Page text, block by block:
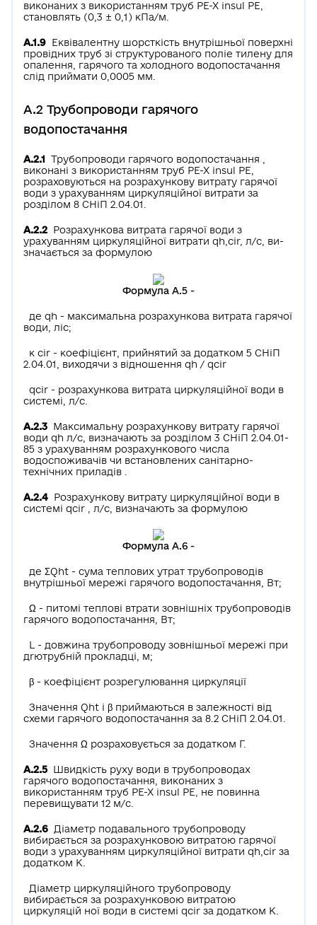
виконаних з використанням труб РЕ-Х insul РЕ,
становлять (0,3 ± 0,1) кПа/м.
А.1.9 Еквівалентну шорсткість внутрішньої поверхні
провідних труб зі структурованого поліе­ тилену для
опалення, гарячого та холодного водопостачання
слід приймати 0,0005 мм.
А.2 Трубопроводи гарячого
водопостачання
А.2.1 Трубопроводи гарячого водопостачання ,
виконані з використанням труб РЕ-Х insul РЕ,
розраховуються на розрахункову витрату гарячої
води з урахуванням циркуляційної витрати за
розділом 8 СНіП 2.04.01.
А.2.2 Розрахункова витрата гарячої води з
урахуванням циркуляційної витрати qh,сir, л/с, ви­
значається за формулою
Формула А.5 -
де qh - максимальна розрахункова витрата гарячої
води, ліс;
к сir - коефіцієнт, прийнятий за додатком 5 СНіП
2.04.01, виходячи з відношення qh / qсir
qсir - розрахункова витрата циркуляційної води в
системі, л/с.
А.2.3 Максимальну розрахункову витрату гарячої
води qh л/с, визначають за розділом 3 СНіП 2.04.01-
85 з урахуванням розрахункового числа
водоспоживачів чи встановлених санітарно-
технічних приладів .
А.2.4 Розрахункову витрату циркуляційної води в
системі qcir , л/с, визначають за формулою
Формула А.6 -
де ƩQht - сума теплових утрат трубопроводів
внутрішньої мережі гарячого водопостачання, Вт;
Ω - питомі теплові втрати зовнішніх трубопроводів
гарячого водопостачання, Вт;
L - довжина трубопроводу зовнішньої мережі при
дrютрубній прокладці, м;
β - коефіцієнт розрегулювання циркуляції
Значення Qht і β приймаються в залежності від
схеми гарячого водопостачання за 8.2 СНіП 2.04.01.
Значення Ω розраховується за додатком Г.
А.2.5 Швидкість руху води в трубопроводах
гарячого водопостачання, виконаних з
використанням труб РЕ-Х insul РЕ, не повинна
перевищувати 12 м/с.
А.2.6 Діаметр подавального трубопроводу
вибирається за розрахунковою витратою гарячої
води з урахуванням циркуляційної витрати qh,сir за
додатком К.
Діаметр циркуляційного трубопроводу
вибирається за розрахунковою витратою
циркуляцій­ ної води в системі qсir за додатком К.